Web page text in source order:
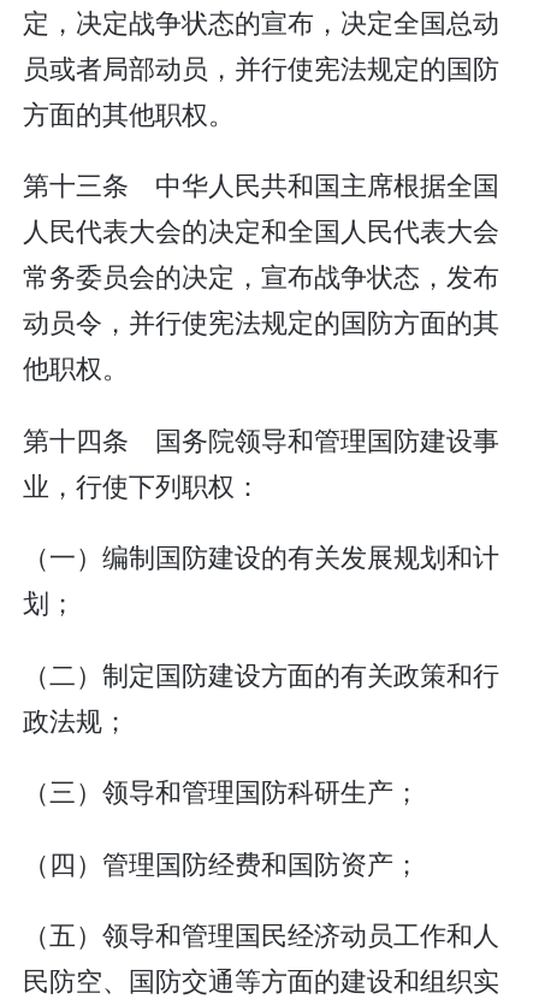
定，决定战争状态的宣布，决定全国总动
员或者局部动员，并行使宪法规定的国防
方面的其他职权。
第十三条 中华人民共和国主席根据全国
人民代表大会的决定和全国人民代表大会
常务委员会的决定，宣布战争状态，发布
动员令，并行使宪法规定的国防方面的其
他职权。
第十四条 国务院领导和管理国防建设事
业，行使下列职权：
（一）编制国防建设的有关发展规划和计
划；
（二）制定国防建设方面的有关政策和行
政法规；
（三）领导和管理国防科研生产；
（四）管理国防经费和国防资产；
（五）领导和管理国民经济动员工作和人
民防空、国防交通等方面的建设和组织实